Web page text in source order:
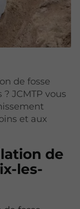
de fosse
JCMTP vous
et aux
de
les-